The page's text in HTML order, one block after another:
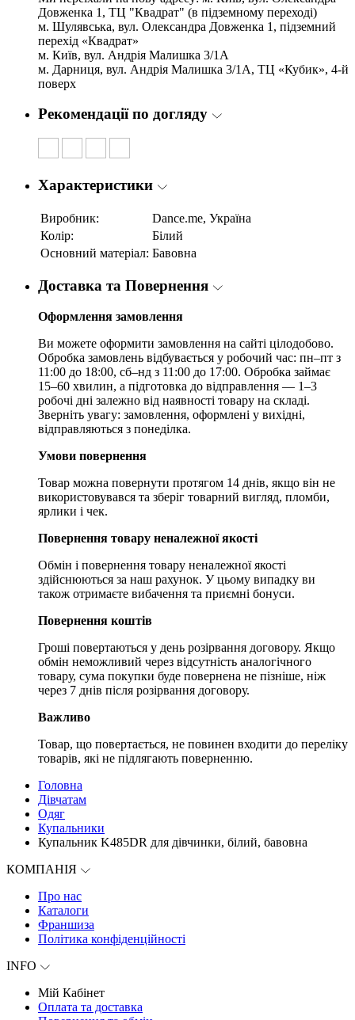
Довженка 1, ТЦ "Квадрат" (в підземному переході)
м. Шулявська, вул. Олександра Довженка 1, підземний
перехід «Квадрат»
м. Київ, вул. Андрія Малишка 3/1А
м. Дарниця, вул. Андрія Малишка 3/1А, ТЦ «Кубик», 4-й
поверх
Рекомендації по догляду
Характеристики
Виробник:
Dance.me, Україна
Колір:
Білий
Основний матеріал: Бавовна
Доставка та Повернення
Оформлення замовлення
Ви можете оформити замовлення на сайті цілодобово.
Обробка замовлень відбувається у робочий час: пн–пт з
11:00 до 18:00, сб–нд з 11:00 до 17:00. Обробка займає
15–60 хвилин, а підготовка до відправлення — 1–3
робочі дні залежно від наявності товару на складі.
Зверніть увагу: замовлення, оформлені у вихідні,
відправляються з понеділка.
Умови повернення
Товар можна повернути протягом 14 днів, якщо він не
використовувався та зберіг товарний вигляд, пломби,
ярлики і чек.
Повернення товару неналежної якості
Обмін і повернення товару неналежної якості
здійснюються за наш рахунок. У цьому випадку ви
також отримаєте вибачення та приємні бонуси.
Повернення коштів
Гроші повертаються у день розірвання договору. Якщо
обмін неможливий через відсутність аналогічного
товару, сума покупки буде повернена не пізніше, ніж
через 7 днів після розірвання договору.
Важливо
Товар, що повертається, не повинен входити до переліку
товарів, які не підлягають поверненню.
Головна
Дівчатам
Одяг
Купальники
Купальник K485DR для дівчинки, білий, бавовна
КОМПАНІЯ
Про нас
Каталоги
Франшиза
Політика конфіденційності
INFO
Мій Кабінет
Оплата та доставка